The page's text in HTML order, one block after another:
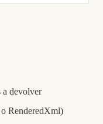
a devolver
RenderedXml)